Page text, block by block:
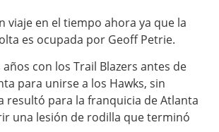
viaje en el tiempo ahora ya que la
es ocupada por Geoff Petrie.
con los Trail Blazers antes de
para unirse a los Hawks, sin
resultó para la franquicia de Atlanta
una lesión de rodilla que terminó